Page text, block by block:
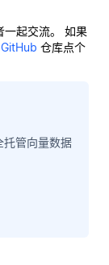
一起交流。 如果
仓库点个
管向量数据